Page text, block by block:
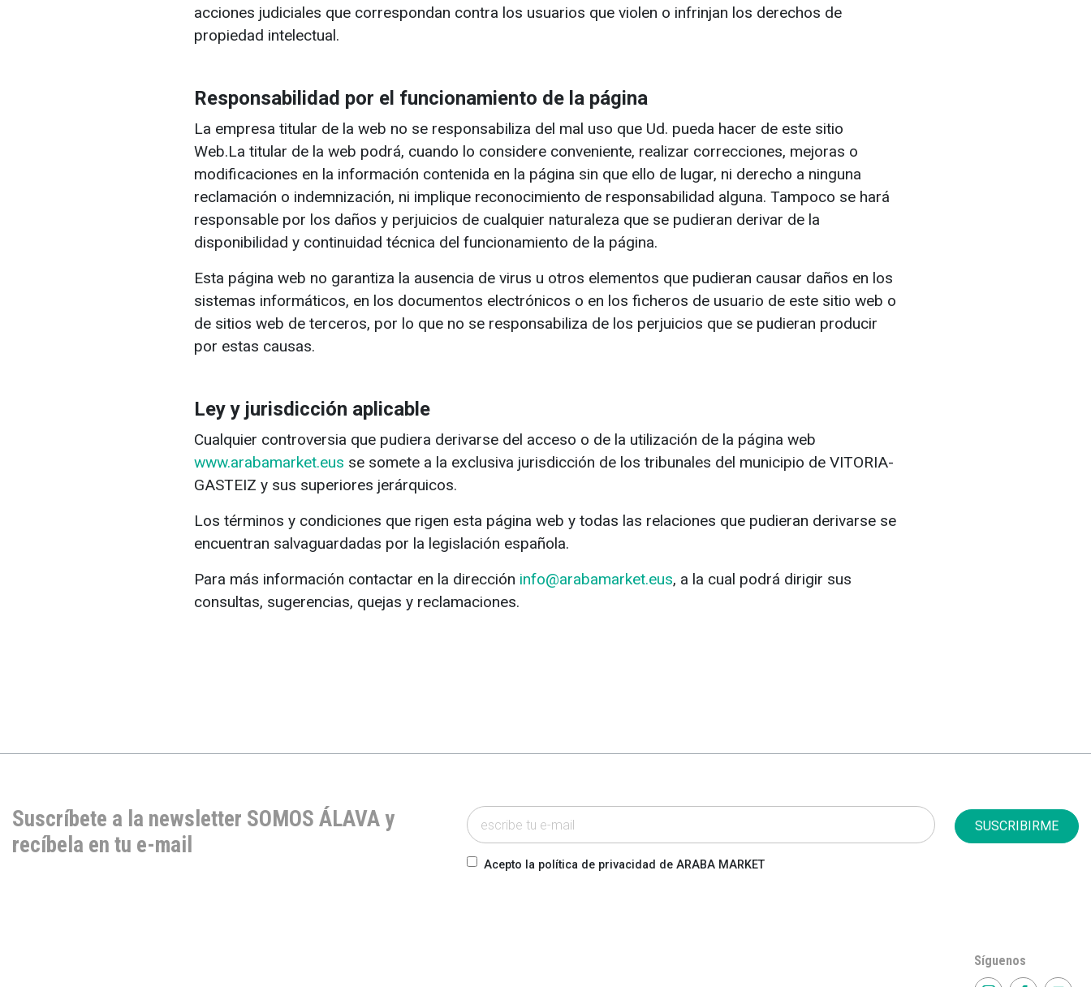
acciones judiciales que correspondan contra los usuarios que violen o infrinjan los derechos de
propiedad intelectual.
Responsabilidad por el funcionamiento de la página
La empresa titular de la web no se responsabiliza del mal uso que Ud. pueda hacer de este sitio
Web.La titular de la web podrá, cuando lo considere conveniente, realizar correcciones, mejoras o
modificaciones en la información contenida en la página sin que ello de lugar, ni derecho a ninguna
reclamación o indemnización, ni implique reconocimiento de responsabilidad alguna. Tampoco se hará
responsable por los daños y perjuicios de cualquier naturaleza que se pudieran derivar de la
disponibilidad y continuidad técnica del funcionamiento de la página.
Esta página web no garantiza la ausencia de virus u otros elementos que pudieran causar daños en los
sistemas informáticos, en los documentos electrónicos o en los ficheros de usuario de este sitio web o
de sitios web de terceros, por lo que no se responsabiliza de los perjuicios que se pudieran producir
por estas causas.
Ley y jurisdicción aplicable
Cualquier controversia que pudiera derivarse del acceso o de la utilización de la página web
www.arabamarket.eus se somete a la exclusiva jurisdicción de los tribunales del municipio de VITORIA-
GASTEIZ y sus superiores jerárquicos.
Los términos y condiciones que rigen esta página web y todas las relaciones que pudieran derivarse se
encuentran salvaguardadas por la legislación española.
Para más información contactar en la dirección info@arabamarket.eus, a la cual podrá dirigir sus
consultas, sugerencias, quejas y reclamaciones.
Suscríbete a la newsletter SOMOS ÁLAVA y
recíbela en tu e-mail
Acepto la política de privacidad de ARABA MARKET
SUSCRIBIRME
Síguenos